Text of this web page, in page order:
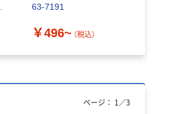
63-7191
￥496~ （税込）
ページ： 1 ／3